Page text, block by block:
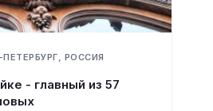
РОССИЯ
- главный из 57